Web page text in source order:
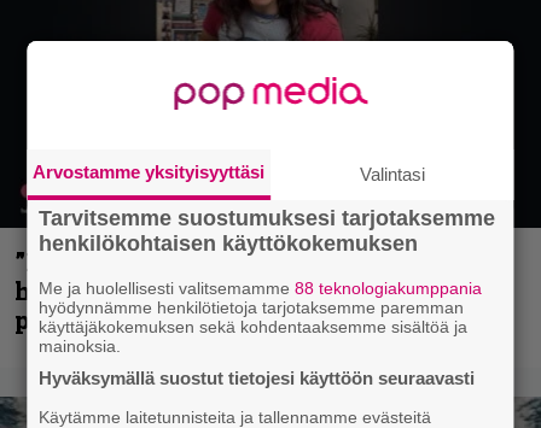
”Mitalini näyttää ihan plektralta” –
huippu-uimari jamittelee Megadethiä
palkinnollaan
Arvostamme yksityisyyttäsi Valintasi
Tarvitsemme suostumuksesi tarjotaksemme
henkilökohtaisen käyttökokemuksen
Me ja huolellisesti valitsemamme88 teknologiakumppania
hyödynnämme henkilötietoja tarjotaksemme paremman
käyttäjäkokemuksen sekä kohdentaaksemme sisältöä ja
mainoksia.
Hyväksymällä suostut tietojesi käyttöön seuraavasti
Käytämme laitetunnisteita ja tallennamme evästeitä